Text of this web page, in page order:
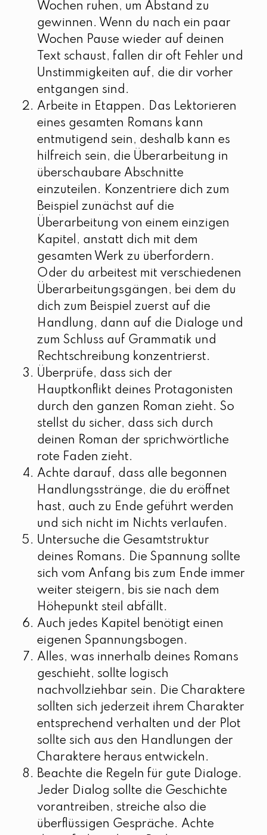
Wochen ruhen, um Abstand zu
gewinnen. Wenn du nach ein paar
Wochen Pause wieder auf deinen
Text schaust, fallen dir oft Fehler und
Unstimmigkeiten auf, die dir vorher
entgangen sind.
Arbeite in Etappen. Das Lektorieren
eines gesamten Romans kann
entmutigend sein, deshalb kann es
hilfreich sein, die Überarbeitung in
überschaubare Abschnitte
einzuteilen. Konzentriere dich zum
Beispiel zunächst auf die
Überarbeitung von einem einzigen
Kapitel, anstatt dich mit dem
gesamten Werk zu überfordern.
Oder du arbeitest mit verschiedenen
Überarbeitungsgängen, bei dem du
dich zum Beispiel zuerst auf die
Handlung, dann auf die Dialoge und
zum Schluss auf Grammatik und
Rechtschreibung konzentrierst.
Überprüfe, dass sich der
Hauptkonflikt deines Protagonisten
durch den ganzen Roman zieht. So
stellst du sicher, dass sich durch
deinen Roman der sprichwörtliche
rote Faden zieht.
Achte darauf, dass alle begonnen
Handlungsstränge, die du eröffnet
hast, auch zu Ende geführt werden
und sich nicht im Nichts verlaufen.
Untersuche die Gesamtstruktur
deines Romans. Die Spannung sollte
sich vom Anfang bis zum Ende immer
weiter steigern, bis sie nach dem
Höhepunkt steil abfällt.
Auch jedes Kapitel benötigt einen
eigenen Spannungsbogen.
Alles, was innerhalb deines Romans
geschieht, sollte logisch
nachvollziehbar sein. Die Charaktere
sollten sich jederzeit ihrem Charakter
entsprechend verhalten und der Plot
sollte sich aus den Handlungen der
Charaktere heraus entwickeln.
Beachte die Regeln für gute Dialoge.
Jeder Dialog sollte die Geschichte
vorantreiben, streiche also die
überflüssigen Gespräche. Achte